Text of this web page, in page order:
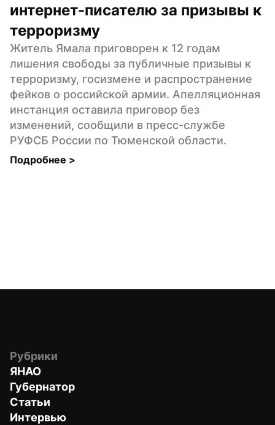
интернет-писателю за призывы к
терроризму
Житель Ямала приговорен к 12 годам
лишения свободы за публичные призывы к
терроризму, госизмене и распространение
фейков о российской армии. Апелляционная
инстанция оставила приговор без
изменений, сообщили в пресс-службе
РУФСБ России по Тюменской области.
Подробнее >
Рубрики
ЯНАО
Губернатор
Статьи
Интервью